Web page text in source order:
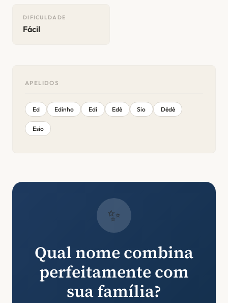
DIFICULDADE
Fácil
APELIDOS
Ed Edinho Edi Edé Sio Dédé
Esio
✨
Qual nome combina
perfeitamente com
sua família?